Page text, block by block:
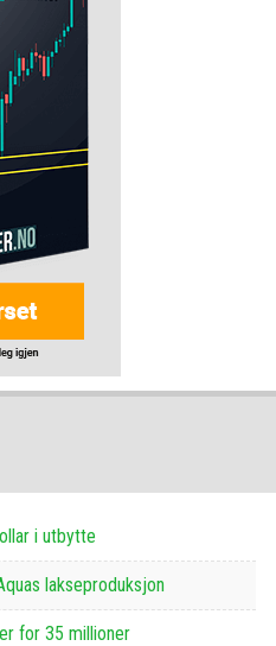
i utbytte
lakseproduksjon
for 35 millioner